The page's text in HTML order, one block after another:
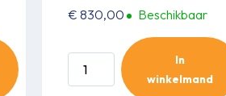
€ 830,00 Beschikbaar
AA09SP.U18
LG
In
winkelmand